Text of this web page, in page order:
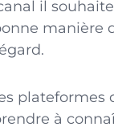
il
manière
plateformes
à